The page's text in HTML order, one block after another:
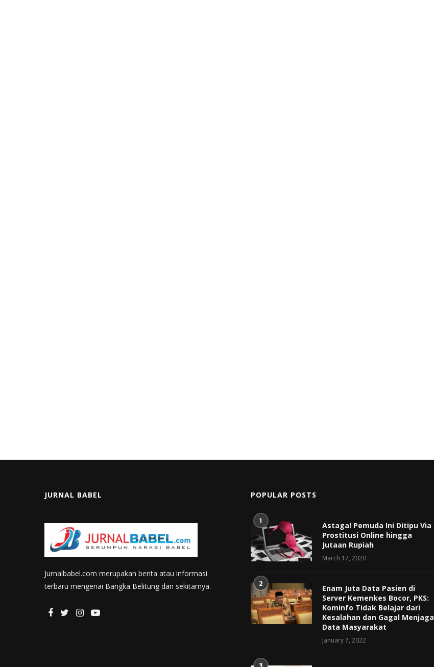
JURNAL BABEL
Jurnalbabel.com merupakan berita atau informasi
terbaru mengenai Bangka Belitung dan sekitarnya.
POPULAR POSTS
1
Astaga! Pemuda Ini Ditipu Via
Prostitusi Online hingga
Jutaan Rupiah
March 17, 2020
2
Enam Juta Data Pasien di
Server Kemenkes Bocor, PKS:
Kominfo Tidak Belajar dari
Kesalahan dan Gagal Menjaga
Data Masyarakat
January 7, 2022